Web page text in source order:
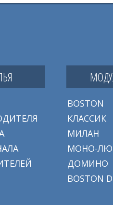
BOSTON
КЛАССИК
МИЛАН
МОНО-
ДОМИНО
BOSTON